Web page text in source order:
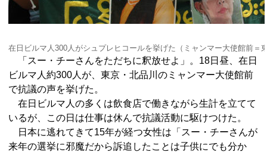
在日ビルマ人300人がシュプレヒコールを挙げた（ミャンマー大使館前＝
「スー・チーさんをただちに釈放せよ」。18日昼、在日
ビルマ人約300人が、東京・北品川のミャンマー大使館前
で抗議の声を挙げた。
在日ビルマ人の多くは飲食店で働きながら生計を立てて
いるが、この日は仕事は休んで抗議活動に駆けつけた。
日本に逃れてきて15年が経つ女性は「スー・チーさんが
来年の選挙に邪魔だから訴追したことは子供にでも分か